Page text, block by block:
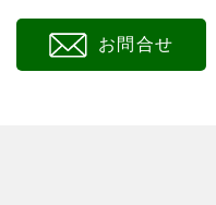
お問合せ